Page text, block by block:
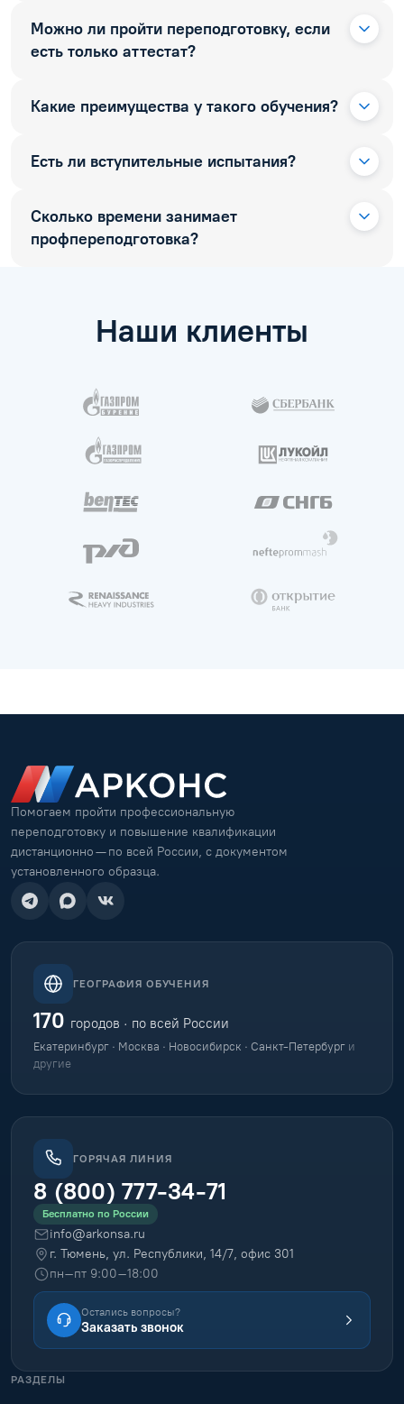
Можно ли пройти переподготовку, если
есть только аттестат?
Какие преимущества у такого обучения?
Есть ли вступительные испытания?
Сколько времени занимает
профпереподготовка?
Наши клиенты
Помогаем пройти профессиональную
переподготовку и повышение квалификации
дистанционно — по всей России, с документом
установленного образца.
ГЕОГРАФИЯ ОБУЧЕНИЯ
170 городов · по всей России
Екатеринбург · Москва · Новосибирск · Санкт-Петербург и
другие
ГОРЯЧАЯ ЛИНИЯ
8 (800) 777-34-71
Бесплатно по России
info@arkonsa.ru
г. Тюмень, ул. Республики, 14/7, офис 301
пн–пт 9:00–18:00
Остались вопросы?
Заказать звонок
РАЗДЕЛЫ